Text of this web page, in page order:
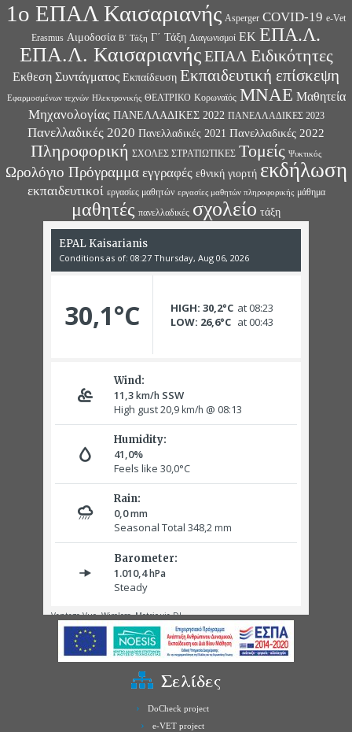
1ο ΕΠΑΛ Καισαριανής Asperger COVID-19 e-Vet
Erasmus Αιμοδοσία Β΄ Τάξη Γ΄ Τάξη Διαγωνισμοί ΕΚ ΕΠΑ.Λ.
ΕΠΑ.Λ. Καισαριανής ΕΠΑΛ Ειδικότητες
Εκθεση Συντάγματος Εκπαίδευση Εκπαιδευτική επίσκεψη
Εφαρμοσμένων τεχνών Ηλεκτρονικής ΘΕΑΤΡΙΚΟ Κορωναϊός ΜΝΑΕ Μαθητεία
Μηχανολογίας ΠΑΝΕΛΛΑΔΙΚΕΣ 2022 ΠΑΝΕΛΛΑΔΙΚΕΣ 2023
Πανελλαδικές 2020 Πανελλαδικές 2021 Πανελλαδικές 2022
Πληροφορική ΣΧΟΛΕΣ ΣΤΡΑΤΙΩΤΙΚΕΣ Τομείς Ψυκτικός
Ωρολόγιο Πρόγραμμα εγγραφές εθνική γιορτή εκδήλωση
εκπαιδευτικοί εργασίες μαθητών εργασίες μαθητών πληροφορικής μάθημα
μαθητές πανελλαδικές σχολείο τάξη
Σελίδες
DoCheck project
e-VET project